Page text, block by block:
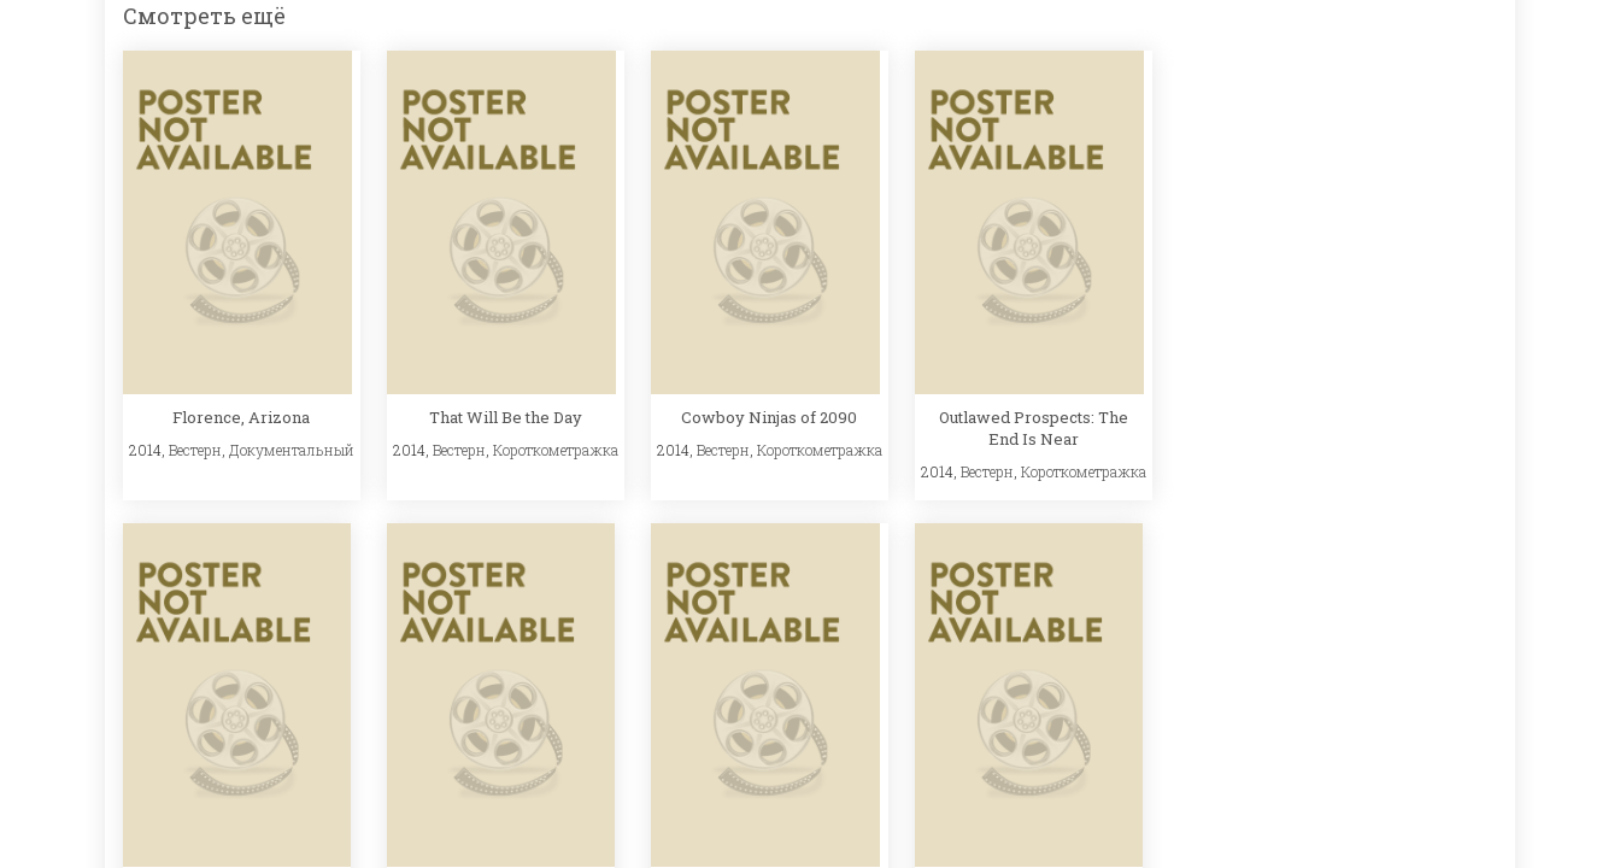
Смотреть ещё
Florence, Arizona
2014, Вестерн Документальный
That Will Be the Day
2014, Вестерн Короткометражка
Cowboy Ninjas of 2090
2014, Вестерн Короткометражка
Outlawed Prospects: The
End Is Near
2014, Вестерн Короткометражка